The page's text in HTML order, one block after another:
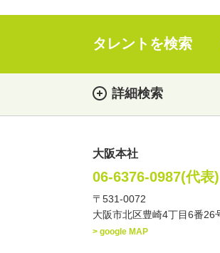
タレントを検索
詳細検索
・性別
・ジャンル
大阪本社
06-6376-0987(代表)
〒531-0072
大阪市北区豊崎4丁目6番26
> google MAP